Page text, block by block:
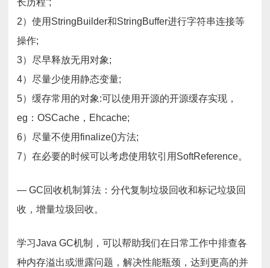
长历程”;
2）使用StringBuilder和StringBuffer进行字符串连接等
操作;
3）尽早释放无用对象;
4）尽量少使用静态变量;
5）缓存常用的对象:可以使用开源的开源缓存实现，
eg：OSCache，Ehcache;
6）尽量不使用finalize()方法;
7）在必要的时候可以考虑使用软引用SoftReference。
— GC回收机制算法：分代复制垃圾回收和标记垃圾回
收，增量垃圾回收。
学习Java GC机制，可以帮助我们在日常工作中排查各
种内存溢出或泄露问题，解决性能瓶颈，达到更高的并